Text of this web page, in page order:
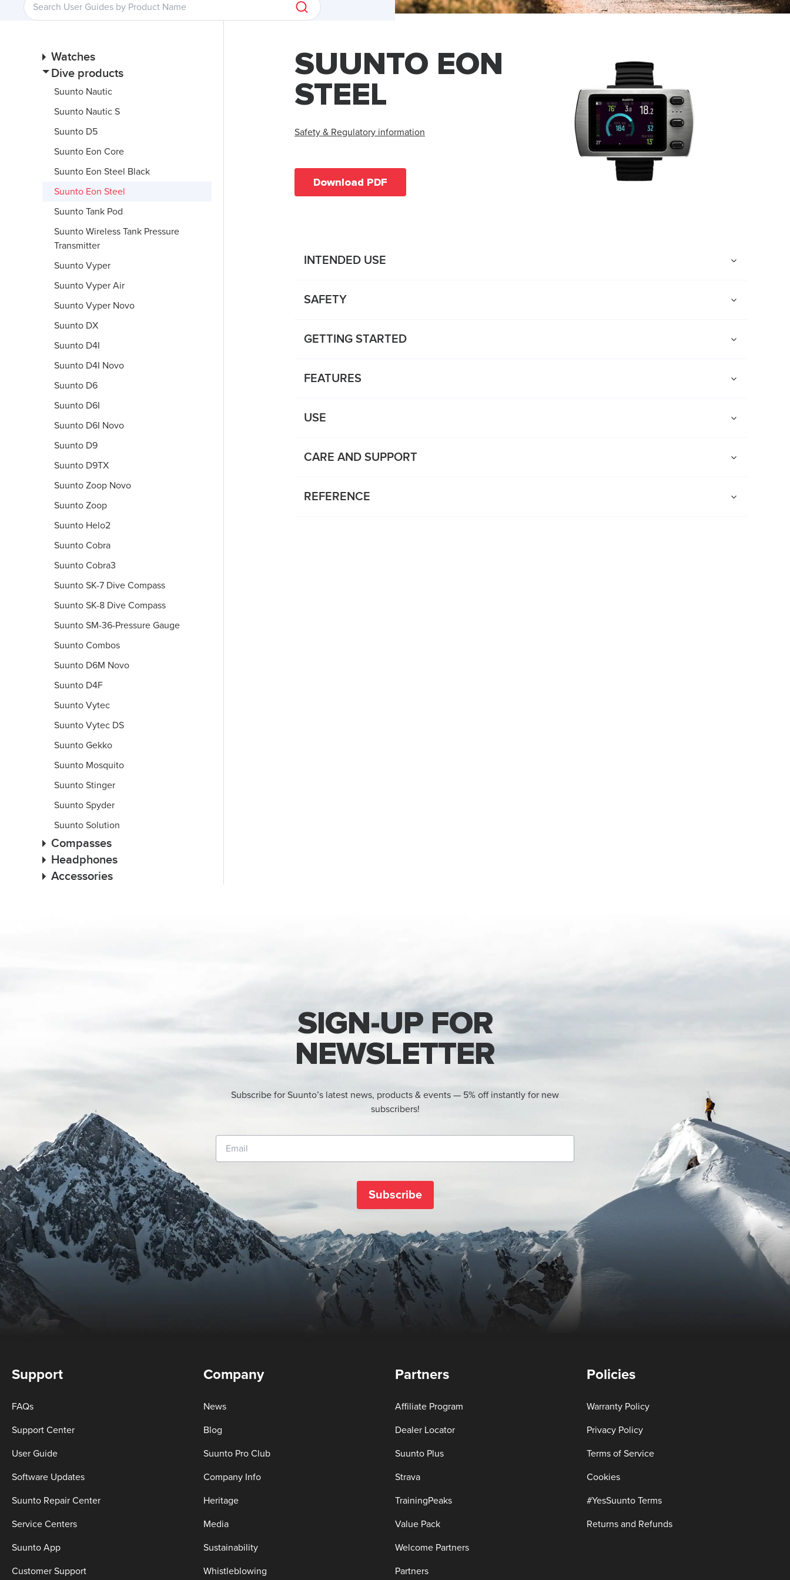
Watches
Dive products
Suunto Nautic
Suunto Nautic S
Suunto D5
Suunto Eon Core
Suunto Eon Steel Black
Suunto Eon Steel
Suunto Tank Pod
Suunto Wireless Tank Pressure
Transmitter
Suunto Vyper
Suunto Vyper Air
Suunto Vyper Novo
Suunto DX
Suunto D4I
Suunto D4I Novo
Suunto D6
Suunto D6I
Suunto D6I Novo
Suunto D9
Suunto D9TX
Suunto Zoop Novo
Suunto Zoop
Suunto Helo2
Suunto Cobra
Suunto Cobra3
Suunto SK-7 Dive Compass
Suunto SK-8 Dive Compass
Suunto SM-36-Pressure Gauge
Suunto Combos
Suunto D6M Novo
Suunto D4F
Suunto Vytec
Suunto Vytec DS
Suunto Gekko
Suunto Mosquito
Suunto Stinger
Suunto Spyder
Suunto Solution
Compasses
Headphones
Accessories
SUUNTO EON
STEEL
Safety & Regulatory information
Download PDF
INTENDED USE
SAFETY
GETTING STARTED
FEATURES
USE
CARE AND SUPPORT
REFERENCE
SIGN-UP FOR
NEWSLETTER
Subscribe for Suunto’s latest news, products & events — 5% off instantly for new
subscribers!
Subscribe
Support
FAQs
Support Center
User Guide
Software Updates
Suunto Repair Center
Service Centers
Suunto App
Customer Support
Company
News
Blog
Suunto Pro Club
Company Info
Heritage
Media
Sustainability
Whistleblowing
Partners
Affiliate Program
Dealer Locator
Suunto Plus
Strava
TrainingPeaks
Value Pack
Welcome Partners
Partners
Policies
Warranty Policy
Privacy Policy
Terms of Service
Cookies
#YesSuunto Terms
Returns and Refunds